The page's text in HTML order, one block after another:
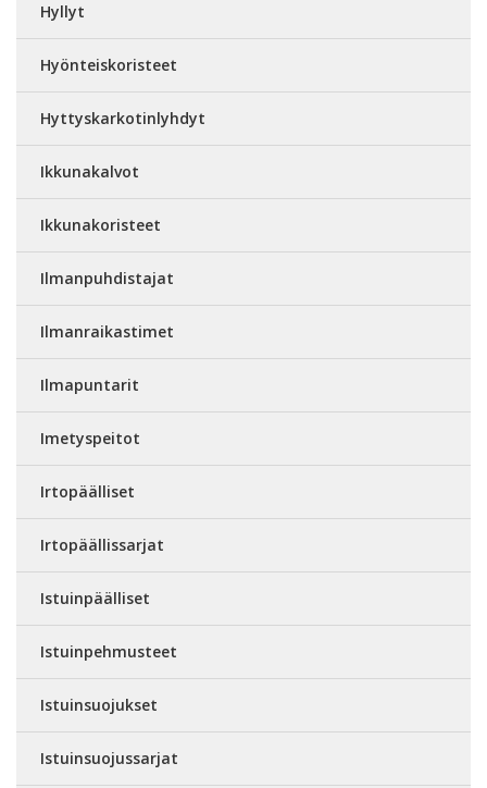
Hyllyt
Hyönteiskoristeet
Hyttyskarkotinlyhdyt
Ikkunakalvot
Ikkunakoristeet
Ilmanpuhdistajat
Ilmanraikastimet
Ilmapuntarit
Imetyspeitot
Irtopäälliset
Irtopäällissarjat
Istuinpäälliset
Istuinpehmusteet
Istuinsuojukset
Istuinsuojussarjat